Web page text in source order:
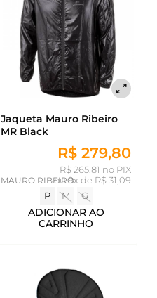
Jaqueta Mauro Ribeiro
MR Black
R$ 279,80
R$ 265,81 no PIX
ou9x de R$ 31,09
MAURO RIBEIRO
P
M G
ADICIONAR AO
CARRINHO